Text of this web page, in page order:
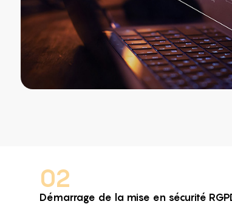
02
Démarrage de la mise en sécurité